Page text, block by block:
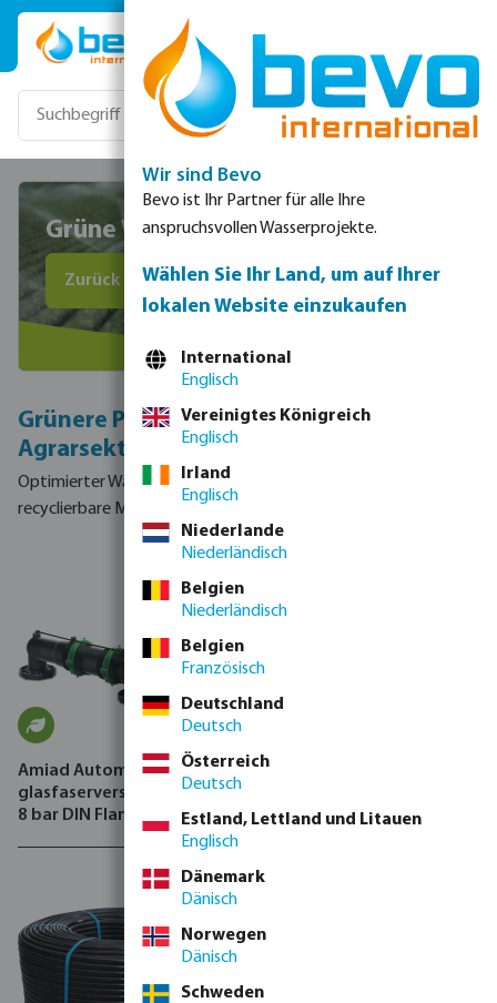
Zum Hauptinhalt springen
Grüne Wahl im Agrarsektor
Zurück zur Übersicht
Grünere Produktalternativen im
Agrarsektor
Optimierter Wasserverbrauch, reduzierte Chemikalien und
recyclierbare Materialien
Amiad Automatischer Filter
glasfaserverstärktes Nylon
8 bar DIN Flansch
Schwarz/Grün Typ Mini
Rain Bird Steuergerät
Wir sind Bevo
Bevo ist Ihr Partner für alle Ihre
anspruchsvollen Wasserprojekte.
Wählen Sie Ihr Land, um auf Ihrer
lokalen Website einzukaufen
International
Englisch
Vereinigtes Königreich
Englisch
Irland
Englisch
Niederlande
Niederländisch
Belgien
Niederländisch
Belgien
Französisch
Deutschland
Deutsch
Österreich
Deutsch
Estland, Lettland und Litauen
Englisch
Dänemark
Dänisch
Norwegen
Dänisch
Schweden